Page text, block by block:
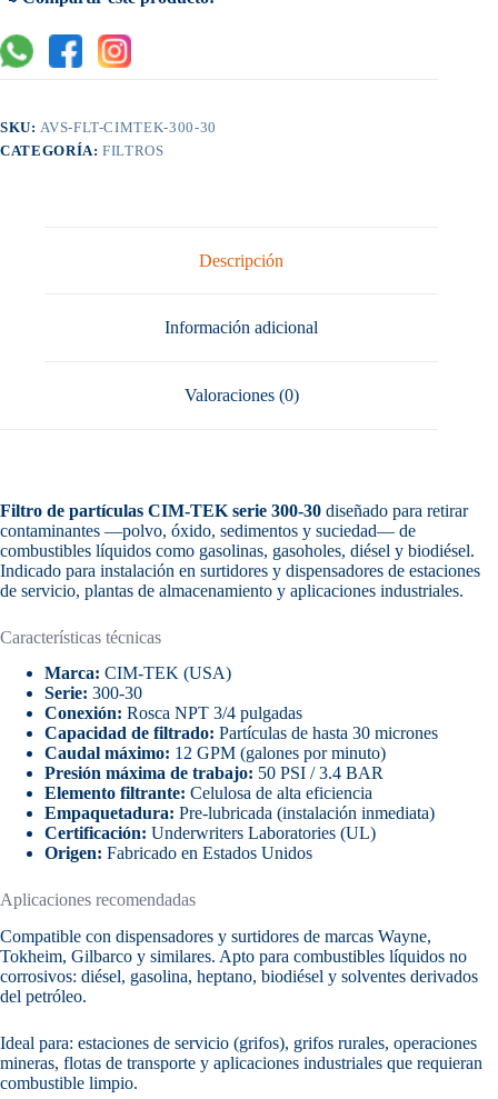
SKU: AVS-FLT-CIMTEK-300-30
CATEGORÍA:FILTROS
Descripción
Información adicional
Valoraciones (0)
Filtro de partículas CIM-TEK serie 300-30 diseñado para retirar
contaminantes —polvo, óxido, sedimentos y suciedad— de
combustibles líquidos como gasolinas, gasoholes, diésel y biodiésel.
Indicado para instalación en surtidores y dispensadores de estaciones
de servicio, plantas de almacenamiento y aplicaciones industriales.
Características técnicas
Marca: CIM-TEK (USA)
Serie: 300-30
Conexión: Rosca NPT 3/4 pulgadas
Capacidad de filtrado: Partículas de hasta 30 micrones
Caudal máximo: 12 GPM (galones por minuto)
Presión máxima de trabajo: 50 PSI / 3.4 BAR
Elemento filtrante: Celulosa de alta eficiencia
Empaquetadura: Pre-lubricada (instalación inmediata)
Certificación: Underwriters Laboratories (UL)
Origen: Fabricado en Estados Unidos
Aplicaciones recomendadas
Compatible con dispensadores y surtidores de marcas Wayne,
Tokheim, Gilbarco y similares. Apto para combustibles líquidos no
corrosivos: diésel, gasolina, heptano, biodiésel y solventes derivados
del petróleo.
Ideal para: estaciones de servicio (grifos), grifos rurales, operaciones
mineras, flotas de transporte y aplicaciones industriales que requieran
combustible limpio.